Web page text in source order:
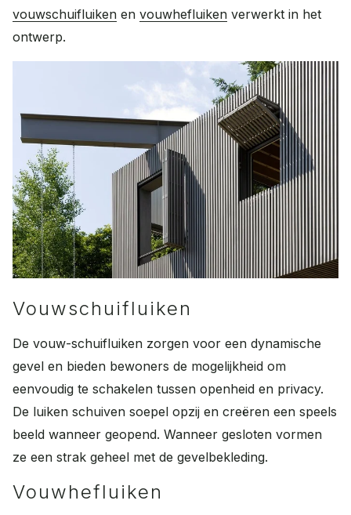
vouwschuifluiken en vouwhefluiken verwerkt in het
ontwerp.
Vouwschuifluiken
De vouw-schuifluiken zorgen voor een dynamische
gevel en bieden bewoners de mogelijkheid om
eenvoudig te schakelen tussen openheid en privacy.
De luiken schuiven soepel opzij en creëren een speels
beeld wanneer geopend. Wanneer gesloten vormen
ze een strak geheel met de gevelbekleding.
Vouwhefluiken